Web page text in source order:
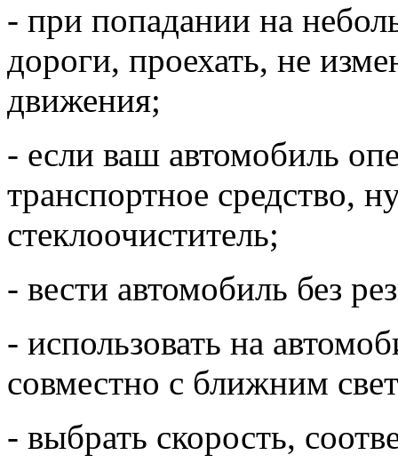
- при попадании на
дороги, проехать, не
движения;
- если ваш автомобиль
транспортное средство,
стеклоочиститель;
- вести автомобиль без
- использовать на
совместно с ближним
- выбрать скорость,